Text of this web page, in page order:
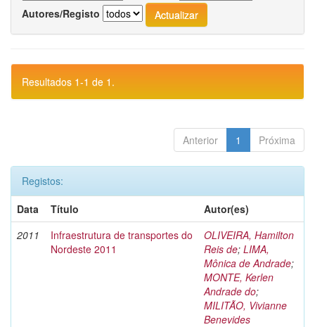
Autores/Registo
Resultados 1-1 de 1.
Anterior 1 Próxima
Registos:
Data
Título
Autor(es)
2011
Infraestrutura de transportes do
Nordeste 2011
OLIVEIRA, Hamilton
Reis de; LIMA,
Mônica de Andrade;
MONTE, Kerlen
Andrade do;
MILITÃO, Vivianne
Benevides